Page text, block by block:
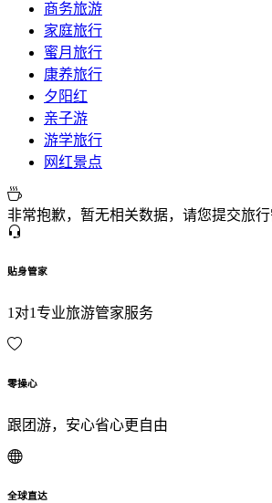
商务旅游
家庭旅行
蜜月旅行
康养旅行
夕阳红
亲子游
游学旅行
网红景点
非常抱歉，暂无相关数据，请您提交旅行
贴身管家
1对1专业旅游管家服务
零操心
跟团游，安心省心更自由
全球直达